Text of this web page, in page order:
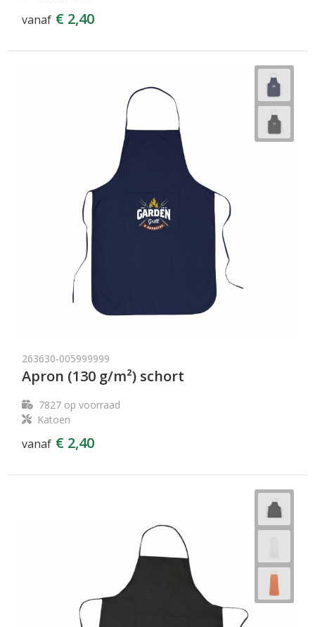
vanaf € 2,40
263630-005999999
Apron (130 g/m²) schort
7827op voorraad
Katoen
vanaf € 2,40